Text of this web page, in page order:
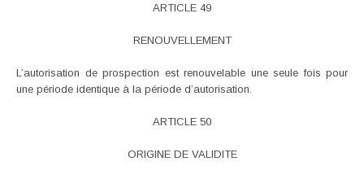
ARTICLE 49
RENOUVELLEMENT
L’autorisation de prospection est renouvelable une seule fois pour
une période identique à la période d’autorisation.
ARTICLE 50
ORIGINE DE VALIDITE